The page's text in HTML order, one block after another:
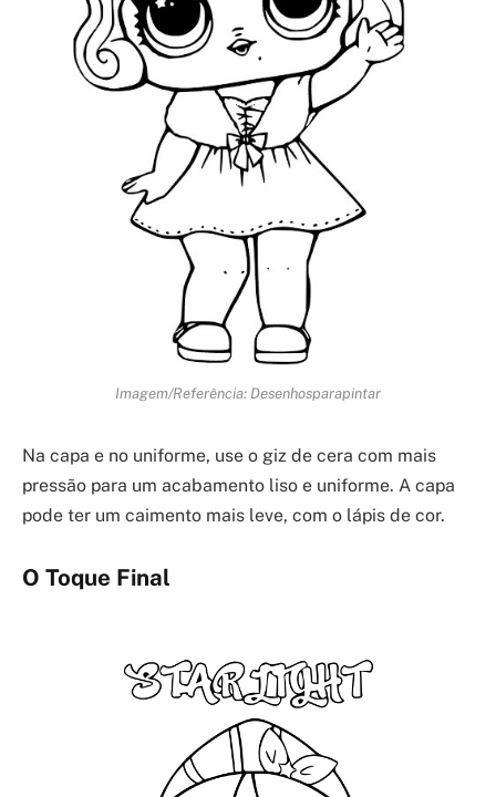
Imagem/Referência: Desenhosparapintar
Na capa e no uniforme, use o giz de cera com mais
pressão para um acabamento liso e uniforme. A capa
pode ter um caimento mais leve, com o lápis de cor.
O Toque Final